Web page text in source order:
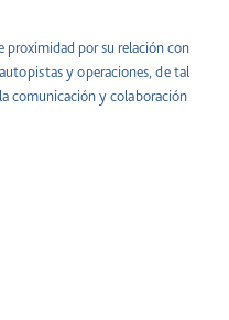
proximidad por su relación con
y operaciones, de tal
comunicación y colaboración